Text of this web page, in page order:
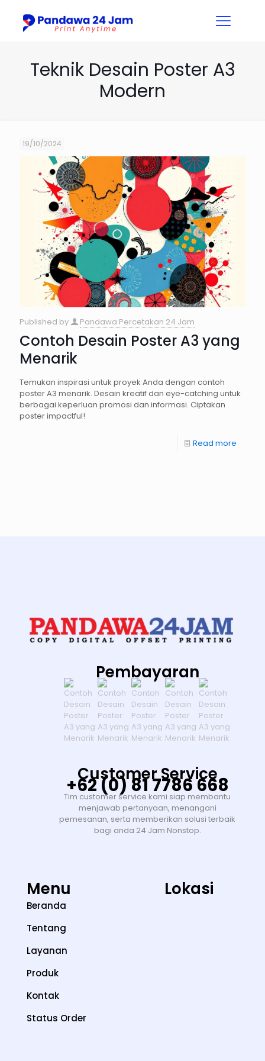
Teknik Desain Poster A3
Modern
19/10/2024
Published by Pandawa Percetakan 24 Jam
Contoh Desain Poster A3 yang
Menarik
Temukan inspirasi untuk proyek Anda dengan contoh
poster A3 menarik. Desain kreatif dan eye-catching untuk
berbagai keperluan promosi dan informasi. Ciptakan
poster impactful!
Read more
Pembayaran
Customer Service
+62 (0) 81 7786 668
Tim customer service kami siap membantu
menjawab pertanyaan, menangani
pemesanan, serta memberikan solusi terbaik
bagi anda 24 Jam Nonstop.
Menu
Beranda
Tentang
Layanan
Produk
Kontak
Status Order
Lokasi